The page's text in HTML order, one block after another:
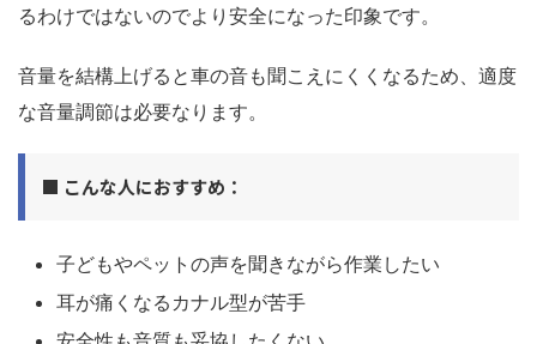
るわけではないのでより安全になった印象です。
音量を結構上げると車の音も聞こえにくくなるため、適度
な音量調節は必要なります。
■ こんな人におすすめ：
子どもやペットの声を聞きながら作業したい
耳が痛くなるカナル型が苦手